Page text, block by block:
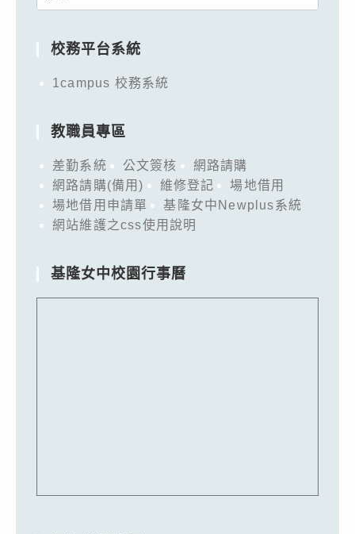
校務平台系統
1campus 校務系統
教職員專區
差勤系統 公文簽核
網路請購
網路請購(備用)
維修登記
場地借用
場地借用申請單
基隆女中Newplus系統
網站維護之css使用說明
基隆女中校園行事曆